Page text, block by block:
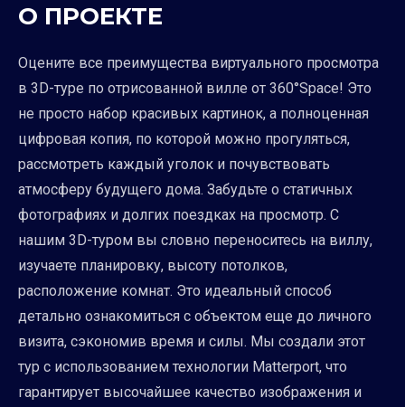
О ПРОЕКТЕ
Оцените все преимущества виртуального просмотра
в 3D-туре по отрисованной вилле от 360°Space! Это
не просто набор красивых картинок, а полноценная
цифровая копия, по которой можно прогуляться,
рассмотреть каждый уголок и почувствовать
атмосферу будущего дома. Забудьте о статичных
фотографиях и долгих поездках на просмотр. С
нашим 3D-туром вы словно переноситесь на виллу,
изучаете планировку, высоту потолков,
расположение комнат. Это идеальный способ
детально ознакомиться с объектом еще до личного
визита, сэкономив время и силы. Мы создали этот
тур с использованием технологии Matterport, что
гарантирует высочайшее качество изображения и